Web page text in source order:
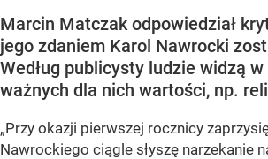
Marcin Matczak odpowiedział
jego zdaniem Karol Nawrocki
Według publicysty ludzie widzą
ważnych dla nich wartości, np.
„Przy okazji pierwszej rocznicy
Nawrockiego ciągle słyszę narzekanie